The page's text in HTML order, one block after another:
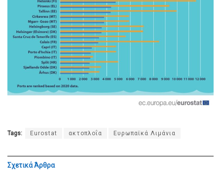
Tags: Eurostat ακτοπλοΐα Ευρωπαϊκά Λιμάνια
ΣχετικάΆρθρα